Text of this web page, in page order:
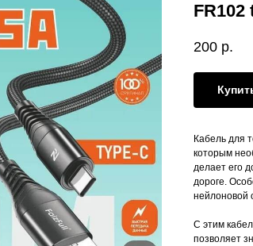
FR102
200 р.
Кабель для
которым
делает его
дороге.
нейлоновой
С этим
позволяет